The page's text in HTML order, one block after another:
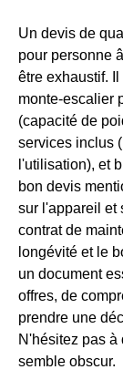
Un devis de
pour personne
être exhaustif.
monte-escalier
(capacité de
services inclus
l'utilisation), et
bon devis
sur l'appareil et
contrat de
longévité et le
un document
offres, de
prendre une
N'hésitez pas
semble obscur.